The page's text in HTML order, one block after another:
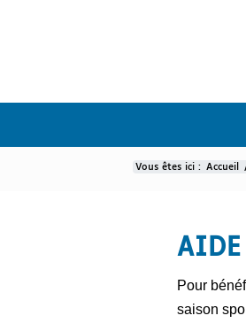
Vous êtes ici : Accueil
Détail AIDE
Pour
saison